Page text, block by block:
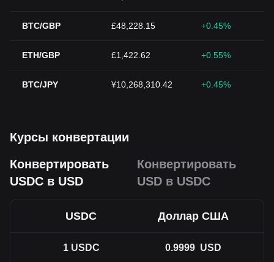
BTC/GBP £48,228.15 +0.45%
ETH/GBP £1,422.62 +0.55%
BTC/JPY ¥10,268,310.42 +0.45%
Курсы конвертации
Конвертировать
USDC в USD
Конвертировать
USD в USDC
USDC Доллар США
1 USDC 0.9999 USD